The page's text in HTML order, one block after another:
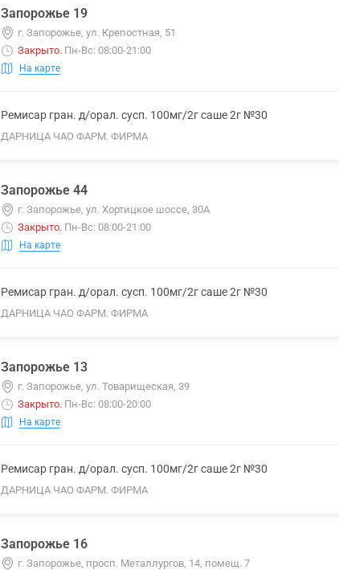
Запорожье 19
г. Запорожье, ул. Крепостная, 51
Закрыто. Пн-Вс: 08:00-21:00
На карте
Ремисар гран. д/орал. сусп. 100мг/2г саше 2г №30
ДАРНИЦА ЧАО ФАРМ. ФИРМА
Запорожье 44
г. Запорожье, ул. Хортицкое шоссе, 30А
Закрыто. Пн-Вс: 08:00-21:00
На карте
Ремисар гран. д/орал. сусп. 100мг/2г саше 2г №30
ДАРНИЦА ЧАО ФАРМ. ФИРМА
Запорожье 13
г. Запорожье, ул. Товарищеская, 39
Закрыто. Пн-Вс: 08:00-20:00
На карте
Ремисар гран. д/орал. сусп. 100мг/2г саше 2г №30
ДАРНИЦА ЧАО ФАРМ. ФИРМА
Запорожье 16
г. Запорожье, просп. Металлургов, 14, помещ. 7